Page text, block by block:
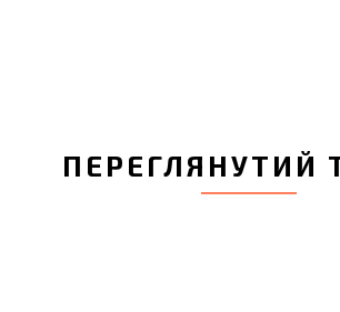
ПЕРЕГЛЯНУТИЙ